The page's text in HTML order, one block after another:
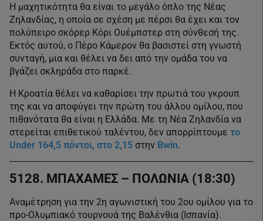
Η μαχητικότητα θα είναι το μεγάλο όπλο της Νέας
Ζηλανδίας, η οποία σε σχέση με πέρσι θα έχει και τον
πολύπειρο σκόρερ Κόρι Ουέμπστερ στη σύνθεσή της.
Εκτός αυτού, ο Πέρο Κάμερον θα βασιστεί στη γνωστή
συνταγή, μια και θέλει να δει από την ομάδα του να
βγάζει σκληράδα στο παρκέ.
Η Κροατία θέλει να καθαρίσει την πρωτιά του γκρουπ
της και να αποφύγει την πρώτη του άλλου ομίλου, που
πιθανότατα θα είναι η Ελλάδα. Με τη Νέα Ζηλανδία να
στερείται επιθετικού ταλέντου, δεν απορρίπτουμε το
Under 164,5 πόντοι, στο 2,15 στην Bwin.
5128. ΜΠΑΧΑΜΕΣ – ΠΟΛΩΝΙΑ (18:30)
Αναμέτρηση για την 2η αγωνιστική του 2ου ομίλου για το
προ-Ολυμπιακό τουρνουά της Βαλένθια (Ισπανία).